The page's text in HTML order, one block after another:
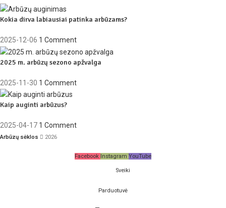
Kokia dirva labiausiai patinka arbūzams?
2025-12-06 1 Comment
2025 m. arbūzų sezono apžvalga
2025-11-30 1 Comment
Kaip auginti arbūzus?
2025-04-17 1 Comment
Arbūzų sėklos 2026
Facebook Instagram YouTube
Sveiki
Parduotuvė